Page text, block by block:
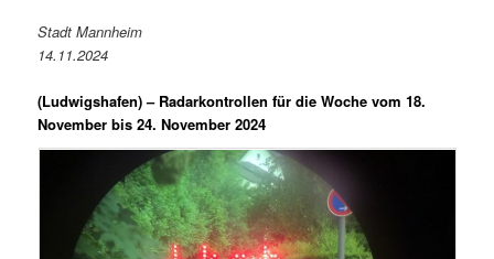
Stadt Mannheim
14.11.2024
(Ludwigshafen) – Radarkontrollen für die Woche vom 18.
November bis 24. November 2024